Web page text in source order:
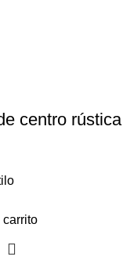
centro rústica
carrito